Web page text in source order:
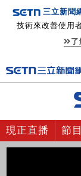
三立新聞
技術來改善使用
了
現正直播 節目